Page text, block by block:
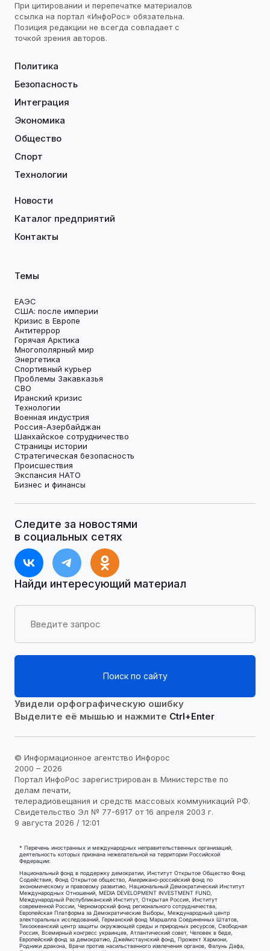
При цитировании и перепечатке материалов
ссылка на портал «ИнфоРос» обязательна.
Позиция редакции не всегда совпадает с
точкой зрения авторов.
Политика
Безопасность
Интеграция
Экономика
Общество
Спорт
Технологии
Новости
Каталог предприятий
Контакты
Темы
ЕАЭС
США: после империи
Кризис в Европе
Антитеррор
Горячая Арктика
Многополярный мир
Энергетика
Спортивный курьер
Проблемы Закавказья
СВО
Иранский кризис
Технологии
Военная индустрия
Россия-Азербайджан
Шанхайское сотрудничество
Страницы истории
Стратегическая безопасность
Происшествия
Экспансия НАТО
Бизнес и финансы
Следите за новостями
в социальных сетях
Найди интересующий материал
Поиск по сайту
Увидели орфографическую ошибку
Выделите её мышью и нажмите Ctrl+Enter
© Информационное агентство Инфорос
2000 – 2026
Портал ИнфоРос зарегистрирован в Министерстве по
делам печати,
телерадиовещания и средств массовых коммуникаций РФ.
Свидетельство Эл № 77-6917 от 16 апреля 2003 г.
9 августа 2026 / 12:01